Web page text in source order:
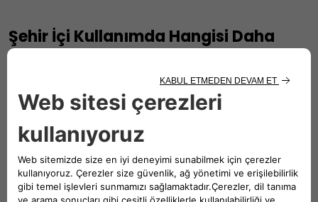
Şehir İçi Kullanımda Hangisi Daha
Şehir içinde araç kullanırken manevra kolaylığı, görüş açıları
ve park pratikliği daha fazla önem kazanır. Bu açıdan
hatchback modeller genellikle daha avantajlıdır. Daha kısa
gövde yapısı, sıkışık trafikte ve dar park alanlarında
sürücüye rahatlık sağlayabilir.
Sedan modeller ise daha geniş bagaj ihtiyacı olan